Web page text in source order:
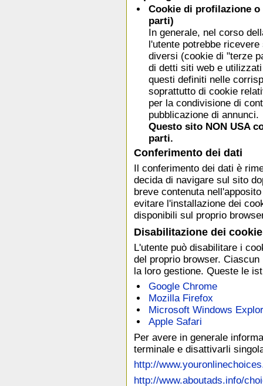
Cookie di profilazione
parti)
In generale, nel corso
l'utente potrebbe
diversi (cookie di "terze
di detti siti web e
questi definiti nelle
soprattutto di cookie
per la condivisione di
pubblicazione di annunci.
Questo sito NON USA
parti.
Conferimento dei dati
Il conferimento dei dati è
decida di navigare sul sito
breve contenuta
evitare l'installazione dei
disponibili sul proprio
Disabilitazione dei cookie
L'utente può disabilitare i
del proprio browser.
la loro gestione. Queste le
Google Chrome
Mozilla Firefox
Microsoft Windows
Apple Safari
Per avere in generale
terminale e disattivarli
http://
http://www.aboutads.info/